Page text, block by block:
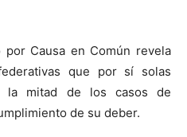
por Causa en Común revela
que por sí solas
la mitad de los casos de
de su deber.